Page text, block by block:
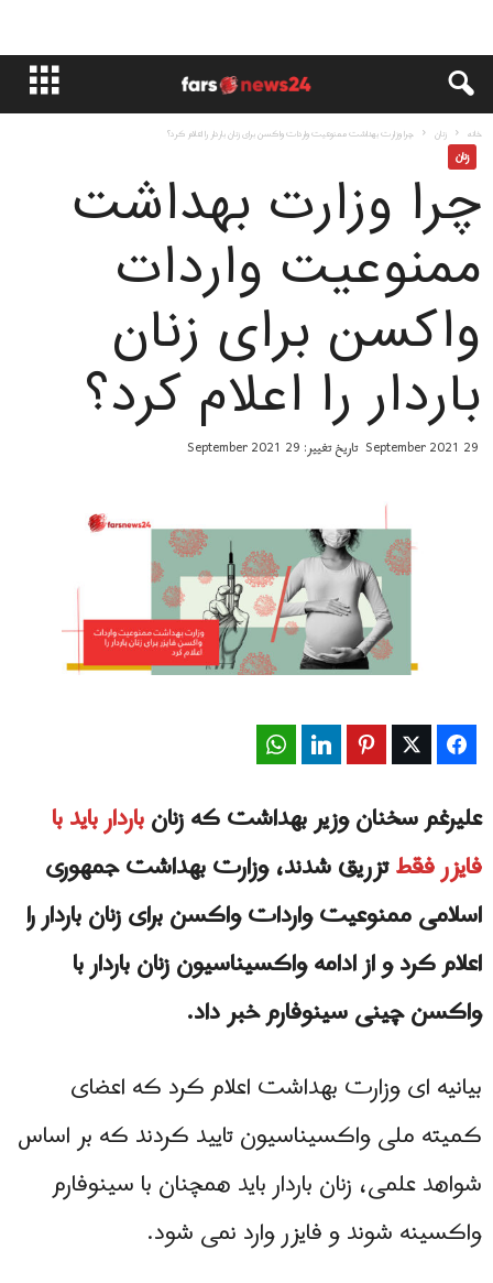
خانه زنان چرا وزارت بهداشت ممنوعیت واردات واکسن برای زنان باردار را اعلام کرد؟
زنان
چرا وزارت بهداشت
ممنوعیت واردات
واکسن برای زنان
باردار را اعلام کرد؟
29 September 2021 تاریخ تغییر: 29 September 2021
Facebook
Twitter
Pinterest
LinkedIn
علیرغم سخنان وزیر بهداشت که زنانباردار باید با
فایزر فقطتزریق شدند، وزارت بهداشت جمهوری
اسلامی ممنوعیت واردات واکسن برای زنان باردار را
اعلام کرد و از ادامه واکسیناسیون زنان باردار با
واکسن چینی سینوفارم خبر داد.
بیانیه ای وزارت بهداشت اعلام کرد که اعضای
کمیته ملی واکسیناسیون تایید کردند که بر اساس
شواهد علمی، زنان باردار باید همچنان با سینوفارم
واکسینه شوند و فایزر وارد نمی شود.